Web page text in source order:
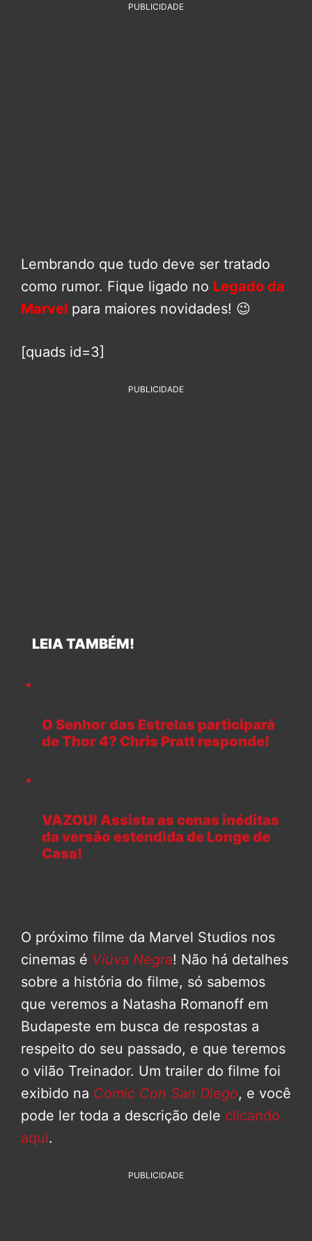
PUBLICIDADE
Lembrando que tudo deve ser tratado
como rumor. Fique ligado no Legado da
Marvel para maiores novidades! 😉
[quads id=3]
PUBLICIDADE
LEIA TAMBÉM!
O Senhor das Estrelas participará
de Thor 4? Chris Pratt responde!
VAZOU! Assista as cenas inéditas
da versão estendida de Longe de
Casa!
O próximo filme da Marvel Studios nos
cinemas é Viúva Negra! Não há detalhes
sobre a história do filme, só sabemos
que veremos a Natasha Romanoff em
Budapeste em busca de respostas a
respeito do seu passado, e que teremos
o vilão Treinador. Um trailer do filme foi
exibido na Comic Con San Diego, e você
pode ler toda a descrição dele clicando
aqui.
PUBLICIDADE